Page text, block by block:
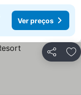
Ver preços
Partilhar